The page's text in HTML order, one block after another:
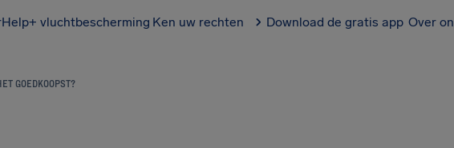
vluchtbescherming Ken uw rechten Download de gratis app Over
GOEDKOOPST?